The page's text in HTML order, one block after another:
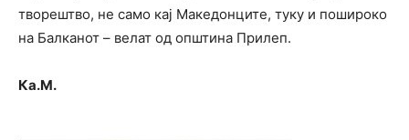
творештво, не само кај Македонците, туку и пошироко
на Балканот – велат од општина Прилеп.
Ка.М.